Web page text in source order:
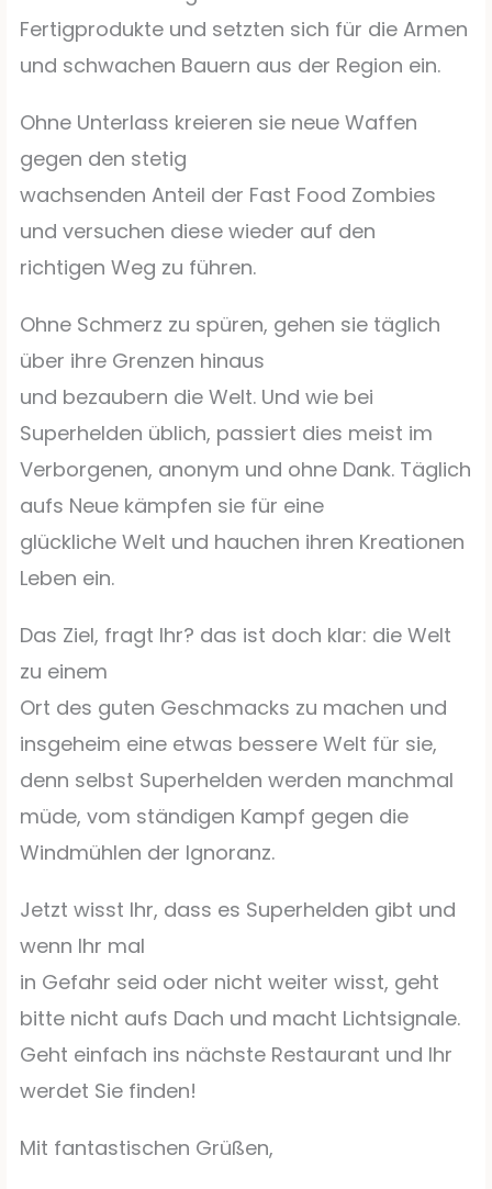
Fertigprodukte und setzten sich für die Armen
und schwachen Bauern aus der Region ein.
Ohne Unterlass kreieren sie neue Waffen
gegen den stetig
wachsenden Anteil der Fast Food Zombies
und versuchen diese wieder auf den
richtigen Weg zu führen.
Ohne Schmerz zu spüren, gehen sie täglich
über ihre Grenzen hinaus
und bezaubern die Welt. Und wie bei
Superhelden üblich, passiert dies meist im
Verborgenen, anonym und ohne Dank. Täglich
aufs Neue kämpfen sie für eine
glückliche Welt und hauchen ihren Kreationen
Leben ein.
Das Ziel, fragt Ihr? das ist doch klar: die Welt
zu einem
Ort des guten Geschmacks zu machen und
insgeheim eine etwas bessere Welt für sie,
denn selbst Superhelden werden manchmal
müde, vom ständigen Kampf gegen die
Windmühlen der Ignoranz.
Jetzt wisst Ihr, dass es Superhelden gibt und
wenn Ihr mal
in Gefahr seid oder nicht weiter wisst, geht
bitte nicht aufs Dach und macht Lichtsignale.
Geht einfach ins nächste Restaurant und Ihr
werdet Sie finden!
Mit fantastischen Grüßen,